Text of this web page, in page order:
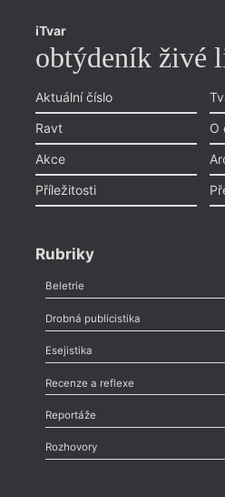
iTvar
obtýdeník živé
Aktuální číslo
Ravt
Akce
Příležitosti
O
Rubriky
Beletrie
Poezie,Próza,Dokumenty
Drobná publicistika
Odlesk
Nekrolog,Glosa,Sloupek,Pozvánka
Esejistika
Esej , Pádlo,Úvaha
Recenze a reflexe
Recenze
Méně slov o próze,Celá rubrika
Reportáže
Literární zítřky
Celá rubrika
Rozhovory